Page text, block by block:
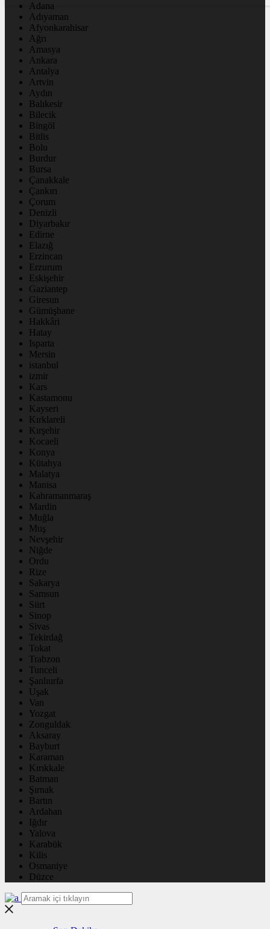
Adana
Adıyaman
Afyonkarahisar
Ağrı
Amasya
Ankara
Antalya
Artvin
Aydın
Balıkesir
Bilecik
Bingöl
Bitlis
Bolu
Burdur
Bursa
Çanakkale
Çankırı
Çorum
Denizli
Diyarbakır
Edirne
Elazığ
Erzincan
Erzurum
Eskişehir
Gaziantep
Giresun
Gümüşhane
Hakkâri
Hatay
Isparta
Mersin
istanbul
izmir
Kars
Kastamonu
Kayseri
Kırklareli
Kırşehir
Kocaeli
Konya
Kütahya
Malatya
Manisa
Kahramanmaraş
Mardin
Muğla
Muş
Nevşehir
Niğde
Ordu
Rize
Sakarya
Samsun
Siirt
Sinop
Sivas
Tekirdağ
Tokat
Trabzon
Tunceli
Şanlıurfa
Uşak
Van
Yozgat
Zonguldak
Aksaray
Bayburt
Karaman
Kırıkkale
Batman
Şırnak
Bartın
Ardahan
Iğdır
Yalova
Karabük
Kilis
Osmaniye
Düzce